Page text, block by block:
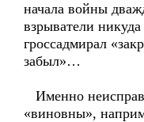
начала войны
взрыватели никуда
гроссадмирал
забыл»…
Именно
«виновны»,